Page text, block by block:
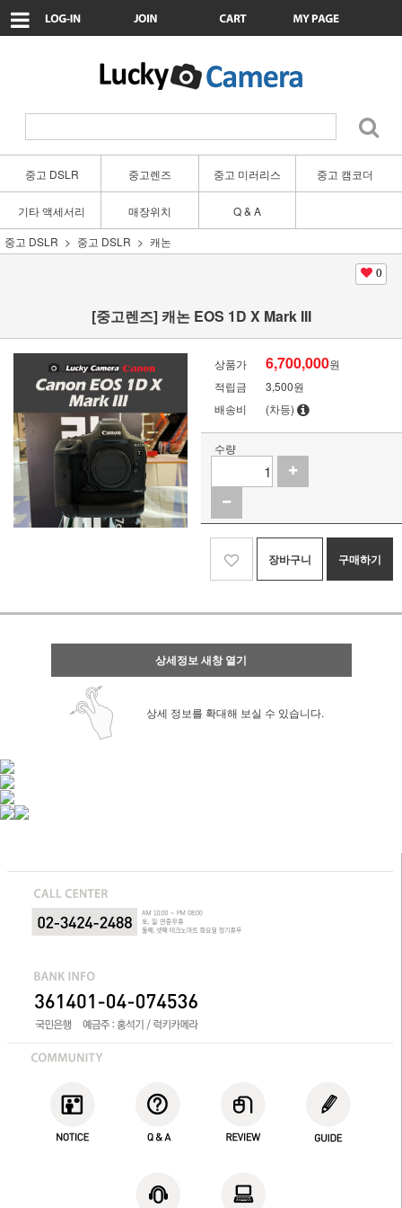
중고 DSLR 중고렌즈 중고 미러리스 중고 캠코더
기타 액세서리 매장위치
Q & A
중고 DSLR
중고 DSLR 캐논
0
[중고렌즈] 캐논 EOS 1D X Mark III
상품가 6,700,000원
적립금
3,500원
배송비
(차등)
수량
장바구니 구매하기
상세정보 새창 열기
상세 정보를 확대해 보실 수 있습니다.